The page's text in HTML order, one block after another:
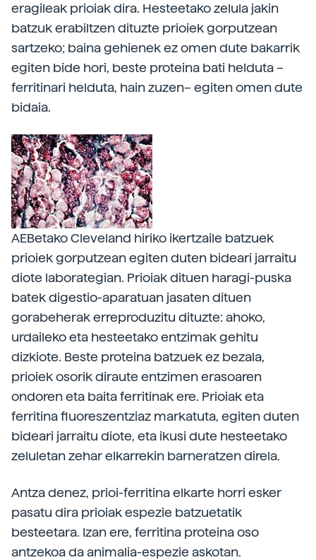
eragileak prioiak dira. Hesteetako zelula jakin
batzuk erabiltzen dituzte prioiek gorputzean
sartzeko; baina gehienek ez omen dute bakarrik
egiten bide hori, beste proteina bati helduta –
ferritinari helduta, hain zuzen– egiten omen dute
bidaia.
AEBetako Cleveland hiriko ikertzaile batzuek
prioiek gorputzean egiten duten bideari jarraitu
diote laborategian. Prioiak dituen haragi-puska
batek digestio-aparatuan jasaten dituen
gorabeherak erreproduzitu dituzte: ahoko,
urdaileko eta hesteetako entzimak gehitu
dizkiote. Beste proteina batzuek ez bezala,
prioiek osorik diraute entzimen erasoaren
ondoren eta baita ferritinak ere. Prioiak eta
ferritina fluoreszentziaz markatuta, egiten duten
bideari jarraitu diote, eta ikusi dute hesteetako
zeluletan zehar elkarrekin barneratzen direla.
Antza denez, prioi-ferritina elkarte horri esker
pasatu dira prioiak espezie batzuetatik
besteetara. Izan ere, ferritina proteina oso
antzekoa da animalia-espezie askotan.